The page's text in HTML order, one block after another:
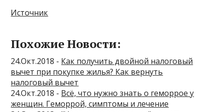
Источник
Похожие Новости:
24.Окт.2018 - Как получить двойной налоговый
вычет при покупке жилья? Как вернуть
налоговый вычет
24.Окт.2018 - Всё, что нужно знать о геморрое у
женщин. Геморрой, симптомы и лечение